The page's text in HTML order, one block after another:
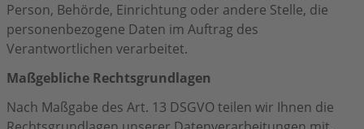
Person, Behörde, Einrichtung oder andere Stelle, die
personenbezogene Daten im Auftrag des
Verantwortlichen verarbeitet.
Maßgebliche Rechtsgrundlagen
Nach Maßgabe des Art. 13 DSGVO teilen wir Ihnen die